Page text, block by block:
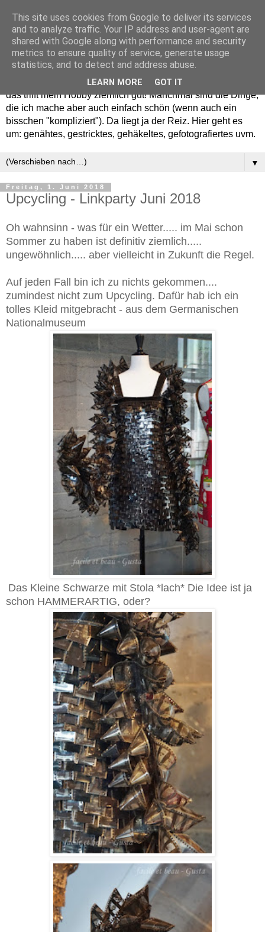
Willkommen in meinem "Wohnzimmer". Einfach und schön -
das trifft mein Hobby ziemlich gut! Manchmal sind die Dinge,
die ich mache aber auch einfach schön (wenn auch ein
bisschen "kompliziert"). Da liegt ja der Reiz. Hier geht es
um: genähtes, gestricktes, gehäkeltes, gefotografiertes uvm.
▼
Freitag, 1. Juni 2018
Upcycling - Linkparty Juni 2018
Oh wahnsinn - was für ein Wetter..... im Mai schon
Sommer zu haben ist definitiv ziemlich.....
ungewöhnlich..... aber vielleicht in Zukunft die Regel.
Auf jeden Fall bin ich zu nichts gekommen....
zumindest nicht zum Upcycling. Dafür hab ich ein
tolles Kleid mitgebracht - aus dem Germanischen
Nationalmuseum
Das Kleine Schwarze mit Stola *lach* Die Idee ist ja
schon HAMMERARTIG, oder?
This site uses cookies from Google to deliver its services
and to analyze traffic. Your IP address and user-agent are
shared with Google along with performance and security
metrics to ensure quality of service, generate usage
statistics, and to detect and address abuse.
LEARN MORE GOT IT